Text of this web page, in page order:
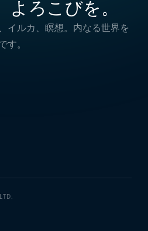
よろこびを。
イルカ、瞑想。内なる世界を
。